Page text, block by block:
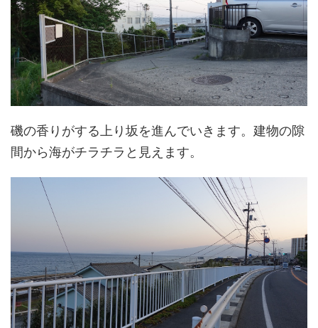
磯の香りがする上り坂を進んでいきます。建物の隙
間から海がチラチラと見えます。